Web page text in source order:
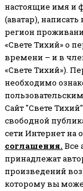
настоящие имя и
(аватар), написать
регион
«Свете Тихий» о
времени – и в
«Свете Тихий»).
необходимо
Сайт "Свете
свободной
сети Интернет на
соглашения. Все
принадлежат
произведений
которому вы